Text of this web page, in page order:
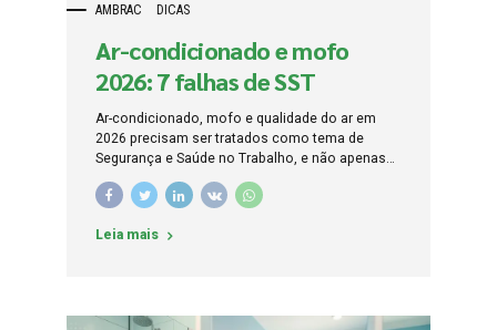
AMBRAC DICAS
Ar-condicionado e mofo
2026: 7 falhas de SST
Ar-condicionado, mofo e qualidade do ar em
2026 precisam ser tratados como tema de
Segurança e Saúde no Trabalho, e não apenas
predial ou disputa entre quem sente frio e quem
manutenção, com filtros sujos, umidade
desconfortável e queixas recorrentes podem
Leia mais